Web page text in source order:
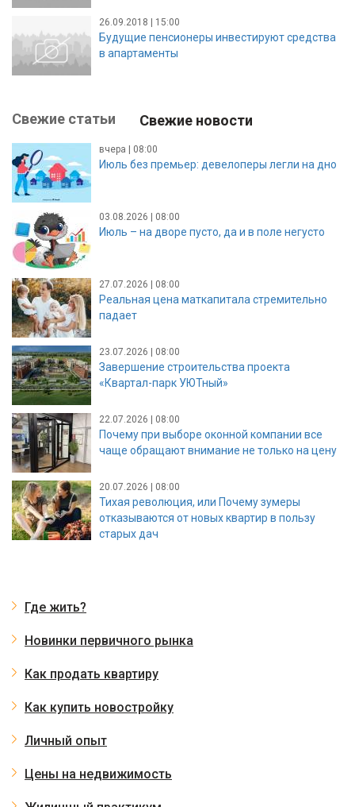
26.09.2018 | 15:00
Будущие пенсионеры инвестируют средства
в апартаменты
Свежие статьи Свежие новости
вчера | 08:00
Июль без премьер: девелоперы легли на дно
03.08.2026 | 08:00
Июль – на дворе пусто, да и в поле негусто
27.07.2026 | 08:00
Реальная цена маткапитала стремительно
падает
23.07.2026 | 08:00
Завершение строительства проекта
«Квартал-парк УЮТный»
22.07.2026 | 08:00
Почему при выборе оконной компании все
чаще обращают внимание не только на цену
20.07.2026 | 08:00
Тихая революция, или Почему зумеры
отказываются от новых квартир в пользу
старых дач
Где жить?
Новинки первичного рынка
Как продать квартиру
Как купить новостройку
Личный опыт
Цены на недвижимость